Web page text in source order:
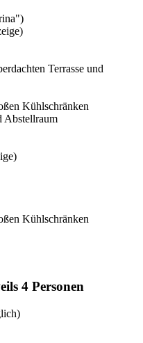
Terrasse und
Kühlschränken
Abstellraum
Kühlschränken
4 Personen